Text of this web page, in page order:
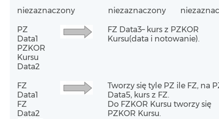
niezaznaczony niezaznaczony
PZ
Data1
PZKOR
Kursu
Data2
FZ Data3– kurs z PZKOR
Kursu(data i notowanie).
FZ
Data1
FZ
Data2
Tworzy się tyle PZ ile FZ, na
Data5, kurs z FZ.
Do FZKOR Kursu tworzy się
PZKOR Kursu.